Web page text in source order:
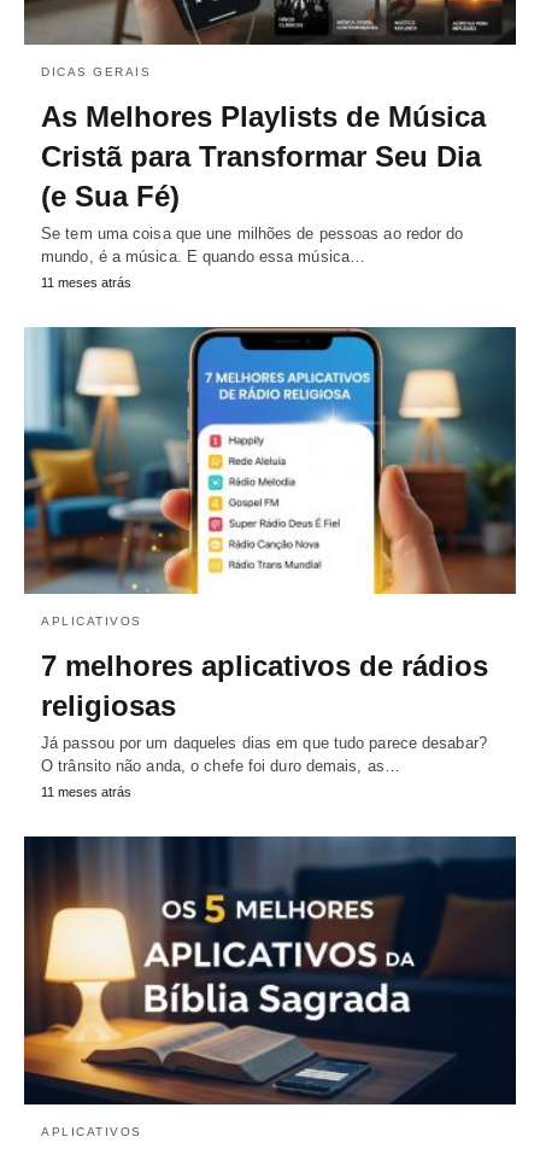
DICAS GERAIS
As Melhores Playlists de Música
Cristã para Transformar Seu Dia
(e Sua Fé)
Se tem uma coisa que une milhões de pessoas ao redor do
mundo, é a música. E quando essa música…
11 meses atrás
APLICATIVOS
7 melhores aplicativos de rádios
religiosas
Já passou por um daqueles dias em que tudo parece desabar?
O trânsito não anda, o chefe foi duro demais, as…
11 meses atrás
APLICATIVOS